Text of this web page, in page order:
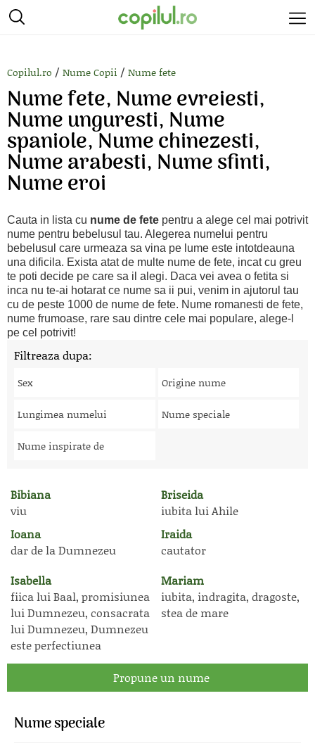
Copilul.ro / Nume Copii / Nume fete
Nume fete, Nume evreiesti,
Nume unguresti, Nume
spaniole, Nume chinezesti,
Nume arabesti, Nume sfinti,
Nume eroi
Cauta in lista cu nume de fete pentru a alege cel mai potrivit
nume pentru bebelusul tau. Alegerea numelui pentru
bebelusul care urmeaza sa vina pe lume este intotdeauna
una dificila. Exista atat de multe nume de fete, incat cu greu
te poti decide pe care sa il alegi. Daca vei avea o fetita si
inca nu te-ai hotarat ce nume sa ii pui, venim in ajutorul tau
cu de peste 1000 de nume de fete. Nume romanesti de fete,
nume frumoase, rare sau dintre cele mai populare, alege-l
pe cel potrivit!
Filtreaza dupa:
Sex Origine nume
Lungimea numelui Nume speciale
Nume inspirate de
Bibiana
viu
Briseida
iubita lui Ahile
Ioana
dar de la Dumnezeu
Iraida
cautator
Isabella
fiica lui Baal, promisiunea
lui Dumnezeu, consacrata
lui Dumnezeu, Dumnezeu
este perfectiunea
Mariam
iubita, indragita, dragoste,
stea de mare
Propune un nume
Nume speciale